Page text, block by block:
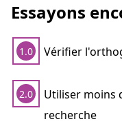
Essayons
1.0 Vérifier
2.0
Utiliser moins
recherche